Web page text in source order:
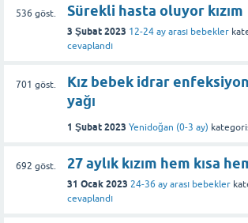
536 göst. Sürekli hasta oluyor kızım
3 Şubat 2023 12-24 ay arası bebekler
cevaplandı
701 göst.
Kız bebek idrar
yağı
1 Şubat 2023 Yenidoğan (0-3 ay)
692 göst. 27 aylık kızım hem kısa
31 Ocak 2023 24-36 ay arası bebekler
cevaplandı